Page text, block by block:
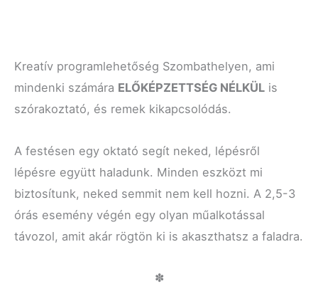
Kreatív programlehetőség Szombathelyen, ami
mindenki számára ELŐKÉPZETTSÉG NÉLKÜL is
szórakoztató, és remek kikapcsolódás.
A festésen egy oktató segít neked, lépésről
lépésre együtt haladunk. Minden eszközt mi
biztosítunk, neked semmit nem kell hozni. A 2,5-3
órás esemény végén egy olyan műalkotással
távozol, amit akár rögtön ki is akaszthatsz a faladra.
✽